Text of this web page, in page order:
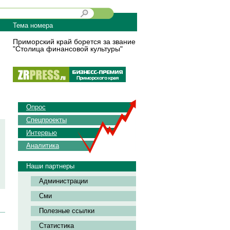
Тема номера
Приморский край борется за звание
"Столица финансовой культуры"
Опрос
Спецпроекты
Интервью
Аналитика
Наши партнеры
Администрации
Сми
Полезные ссылки
Статистика